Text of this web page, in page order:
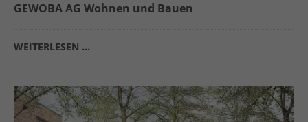
GEWOBA AG Wohnen und Bauen
WEITERLESEN …